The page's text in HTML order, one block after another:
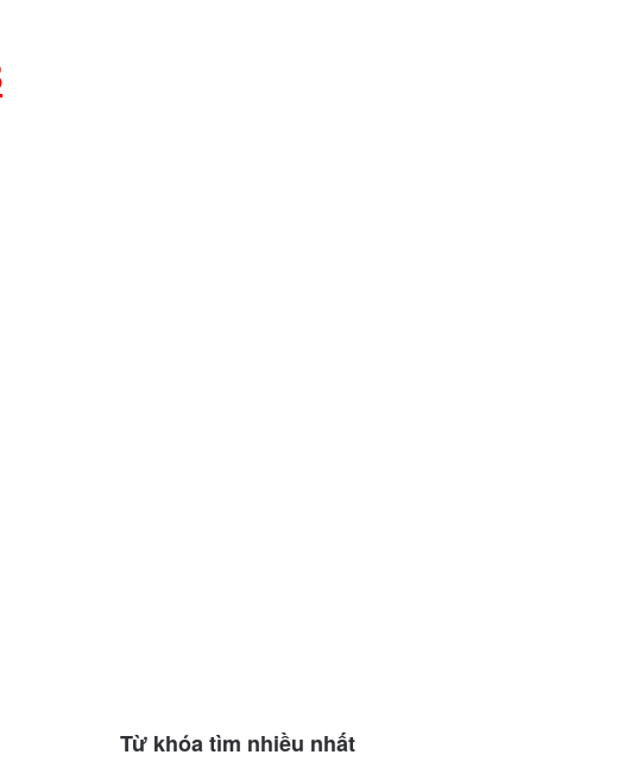
Từ khóa tìm nhiều nhất